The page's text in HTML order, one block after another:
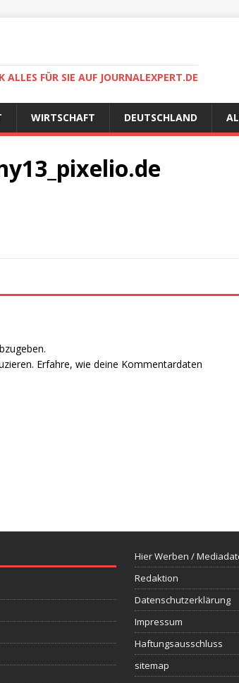
FÜR SIE AUF JOURNALEXPERT.DE
WIRTSCHAFT DEUTSCHLAND
Erfahre, wie deine Kommentardaten
Hier Werben /
Redaktion
Datenschutzerklärung
Impressum
Haftungsausschluss
sitemap